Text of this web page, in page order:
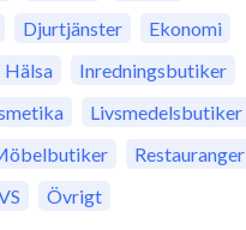
Djurtjänster
Ekonomi
Hälsa
Inredningsbutiker
Livsmedelsbutiker
Restauranger
Övrigt